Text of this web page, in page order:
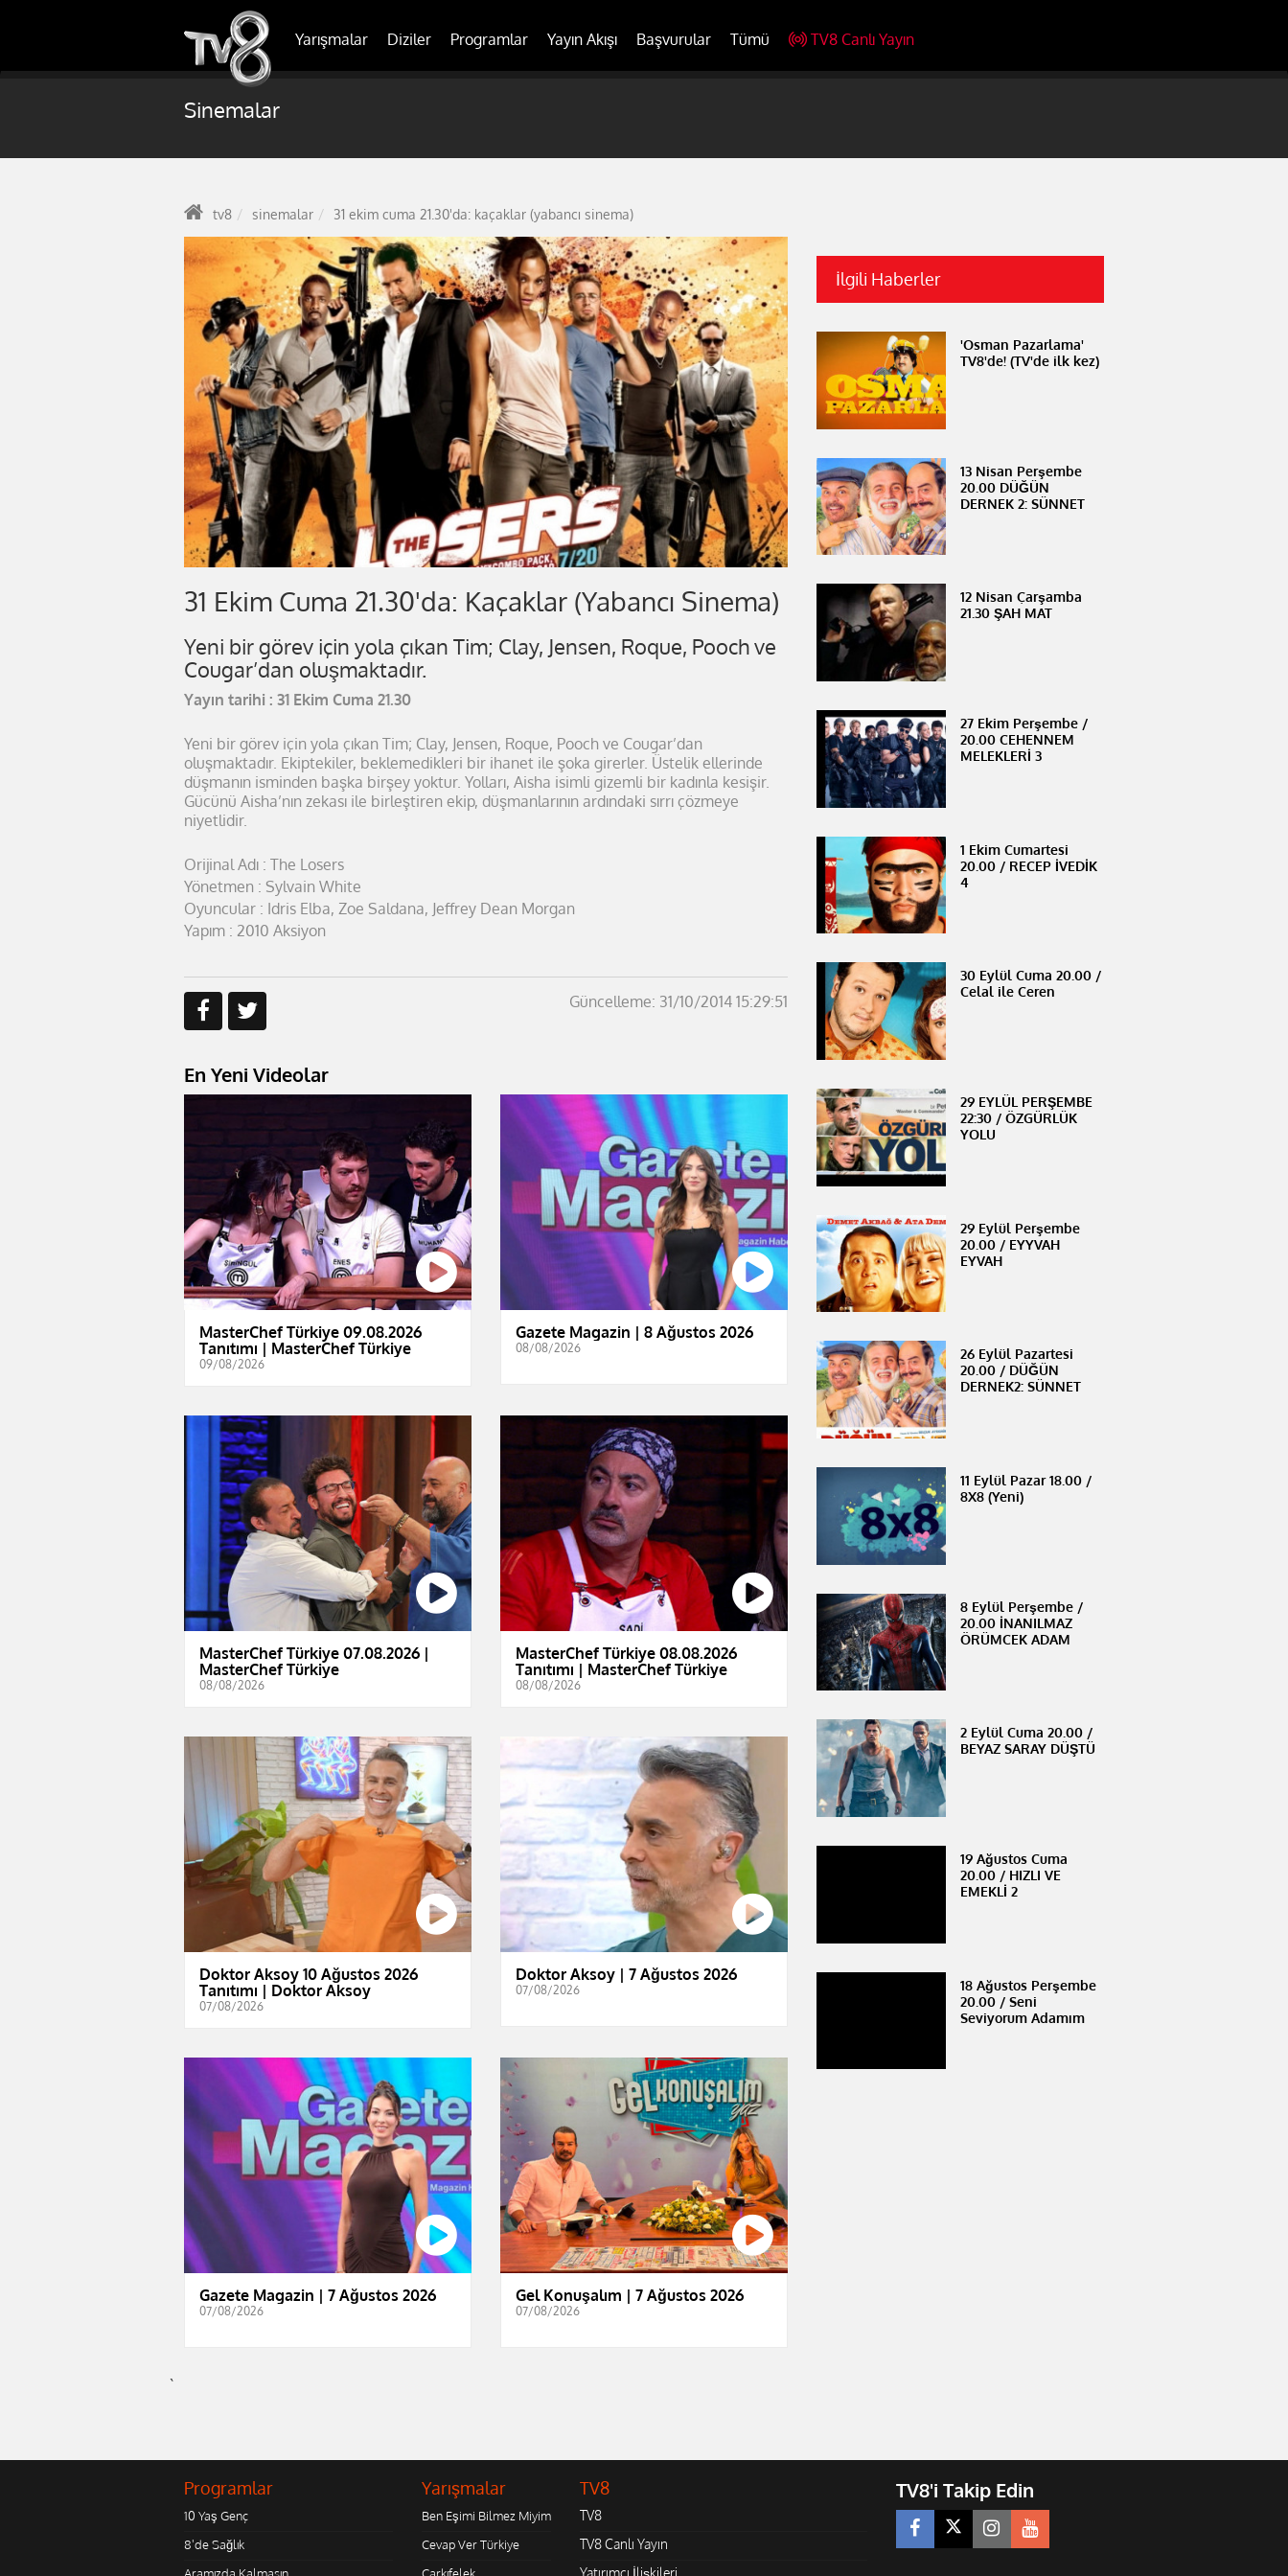
Yarışmalar Diziler Programlar Yayın Akışı Başvurular Tümü TV8 Canlı Yayın
Sinemalar
tv8 sinemalar 31 ekim cuma 21.30'da: kaçaklar (yabancı sinema)
31 Ekim Cuma 21.30'da: Kaçaklar (Yabancı Sinema)
Yeni bir görev için yola çıkan Tim; Clay, Jensen, Roque, Pooch ve
Cougar’dan oluşmaktadır.
Yayın tarihi : 31 Ekim Cuma 21.30
Yeni bir görev için yola çıkan Tim; Clay, Jensen, Roque, Pooch ve Cougar’dan
oluşmaktadır. Ekiptekiler, beklemedikleri bir ihanet ile şoka girerler. Üstelik ellerinde
düşmanın isminden başka birşey yoktur. Yolları, Aisha isimli gizemli bir kadınla kesişir.
Gücünü Aisha’nın zekası ile birleştiren ekip, düşmanlarının ardındaki sırrı çözmeye
niyetlidir.
Orijinal Adı : The Losers
Yönetmen : Sylvain White
Oyuncular : Idris Elba, Zoe Saldana, Jeffrey Dean Morgan
Yapım : 2010 Aksiyon
Güncelleme: 31/10/2014 15:29:51
En Yeni Videolar
MasterChef Türkiye 09.08.2026
Tanıtımı | MasterChef Türkiye
09/08/2026
Gazete Magazin | 8 Ağustos 2026
08/08/2026
MasterChef Türkiye 07.08.2026 |
MasterChef Türkiye
08/08/2026
MasterChef Türkiye 08.08.2026
Tanıtımı | MasterChef Türkiye
08/08/2026
Doktor Aksoy 10 Ağustos 2026
Tanıtımı | Doktor Aksoy
07/08/2026
Doktor Aksoy | 7 Ağustos 2026
07/08/2026
Gazete Magazin | 7 Ağustos 2026
07/08/2026
Gel Konuşalım | 7 Ağustos 2026
07/08/2026
İlgili Haberler
'Osman Pazarlama'
TV8'de! (TV'de ilk kez)
13 Nisan Perşembe
20.00 DÜĞÜN
DERNEK 2: SÜNNET
12 Nisan Çarşamba
21.30 ŞAH MAT
27 Ekim Perşembe /
20.00 CEHENNEM
MELEKLERİ 3
1 Ekim Cumartesi
20.00 / RECEP İVEDİK
4
30 Eylül Cuma 20.00 /
Celal ile Ceren
29 EYLÜL PERŞEMBE
22:30 / ÖZGÜRLÜK
YOLU
29 Eylül Perşembe
20.00 / EYYVAH
EYVAH
26 Eylül Pazartesi
20.00 / DÜĞÜN
DERNEK2: SÜNNET
11 Eylül Pazar 18.00 /
8X8 (Yeni)
8 Eylül Perşembe /
20.00 İNANILMAZ
ÖRÜMCEK ADAM
2 Eylül Cuma 20.00 /
BEYAZ SARAY DÜŞTÜ
19 Ağustos Cuma
20.00 / HIZLI VE
EMEKLİ 2
18 Ağustos Perşembe
20.00 / Seni
Seviyorum Adamım
`
Programlar
10 Yaş Genç
8'de Sağlık
Yarışmalar
Ben Eşimi Bilmez Miyim
Cevap Ver Türkiye
TV8
TV8
TV8 Canlı Yayın
TV8'i Takip Edin